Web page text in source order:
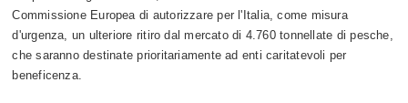
Commissione Europea di autorizzare per l'Italia, come misura
d'urgenza, un ulteriore ritiro dal mercato di 4.760 tonnellate di pesche,
che saranno destinate prioritariamente ad enti caritatevoli per
beneficenza.